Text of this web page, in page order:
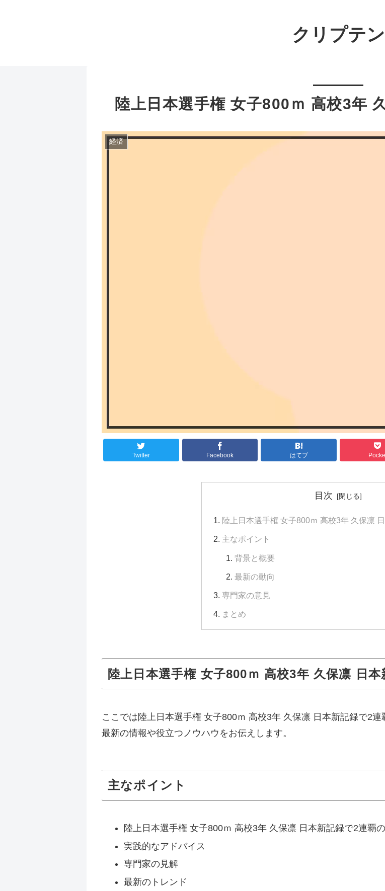
クリプテン
陸上日本選手権 女子800ｍ 高校3年
経済
Twitter Facebook はてブ
目次
陸上日本選手権 女子800ｍ 高校3年 久保凛
主なポイント
背景と概要
最新の動向
専門家の意見
まとめ
陸上日本選手権 女子800ｍ 高校3年 久保凛 日
ここでは陸上日本選手権 女子800ｍ 高校3年 久保凛 日本新記録で2
最新の情報や役立つノウハウをお伝えします。
主なポイント
陸上日本選手権 女子800ｍ 高校3年 久保凛 日本新記録で2連覇
実践的なアドバイス
専門家の見解
最新のトレンド